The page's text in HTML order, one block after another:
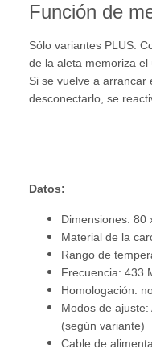
Función de
Sólo variantes PLUS.
de la aleta memoriza el
Si se vuelve a arrancar
desconectarlo, se
Datos:
Dimensiones: 80
Material de la
Rango de
Frecuencia: 433
Homologación:
Modos de ajuste:
(según variante)
Cable de